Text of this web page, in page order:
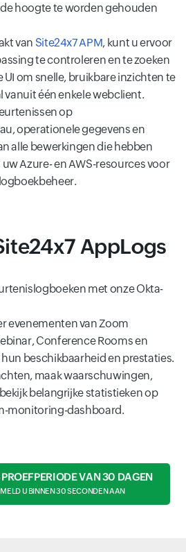
hoogte te worden gehouden
van Site24x7 APM, kunt u ervoor
te controleren en te zoeken
om snelle, bruikbare inzichten te
vanuit één enkele webclient.
op
operationele gegevens en
alle bewerkingen die hebben
Azure- en AWS-resources voor
AppLogs
met onze Okta-
evenementen van Zoom
Conference Rooms en
beschikbaarheid en prestaties.
maak waarschuwingen,
belangrijke statistieken op
monitoring-dashboard.
PROEFPERIODE VAN 30 DAGEN
MELD U BINNEN 30 SECONDEN AAN